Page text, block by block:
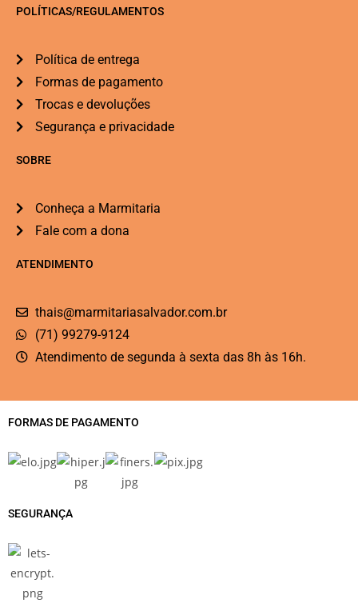
POLÍTICAS/REGULAMENTOS
Política de entrega
Formas de pagamento
Trocas e devoluções
Segurança e privacidade
SOBRE
Conheça a Marmitaria
Fale com a dona
ATENDIMENTO
thais@marmitariasalvador.com.br
(71) 99279-9124
Atendimento de segunda à sexta das 8h às 16h.
FORMAS DE PAGAMENTO
SEGURANÇA